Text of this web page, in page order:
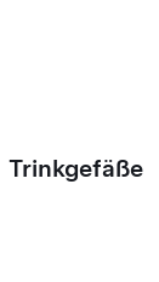
Trinkgefäße